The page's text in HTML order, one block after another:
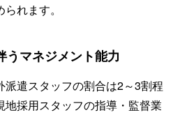
れます。
うマネジメント能力
遣スタッフの割合は2～3割程
地採用スタッフの指導・監督業